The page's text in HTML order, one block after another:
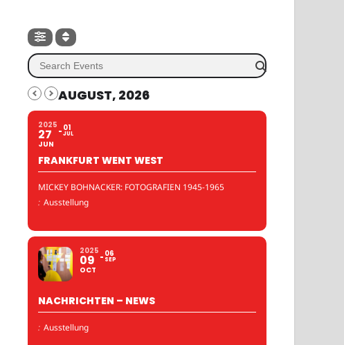
AUGUST, 2026
2025
27
JUN
01
JUL
FRANKFURT WENT WEST
MICKEY BOHNACKER: FOTOGRAFIEN 1945-1965
: Ausstellung
2025
09
OCT
06
SEP
NACHRICHTEN – NEWS
: Ausstellung